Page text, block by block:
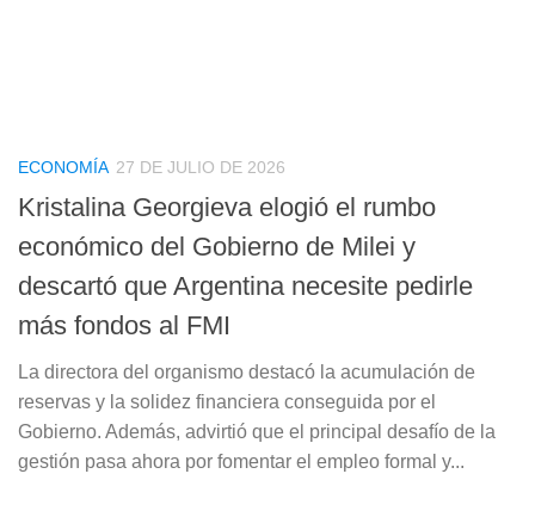
ECONOMÍA 27 DE JULIO DE 2026
Kristalina Georgieva elogió el rumbo
económico del Gobierno de Milei y
descartó que Argentina necesite pedirle
más fondos al FMI
La directora del organismo destacó la acumulación de
reservas y la solidez financiera conseguida por el
Gobierno. Además, advirtió que el principal desafío de la
gestión pasa ahora por fomentar el empleo formal y...